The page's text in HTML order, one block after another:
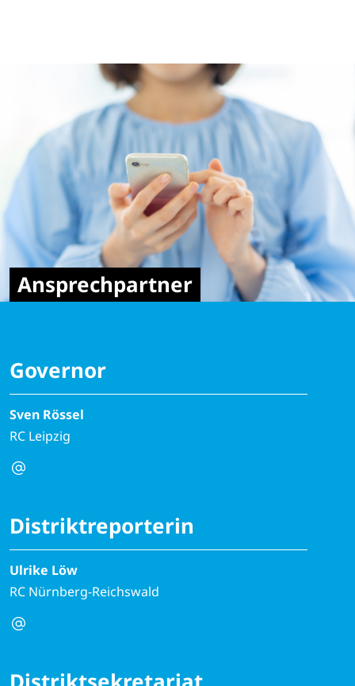
Ansprechpartner
Governor
Sven Rössel
RC Leipzig
Distriktreporterin
Ulrike Löw
RC Nürnberg-Reichswald